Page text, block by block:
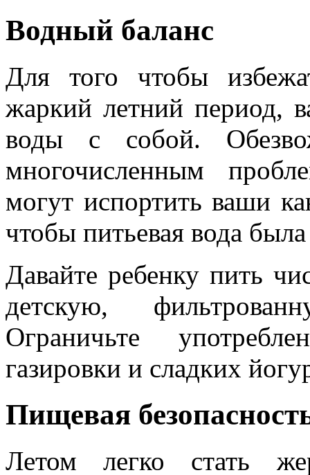
Водный баланс
Для того чтобы
жаркий летний период,
воды с собой.
многочисленным
могут испортить ваши
чтобы питьевая вода
Давайте ребенку пить
детскую,
Ограничьте
газировки и сладких
Пищевая
Летом легко стать